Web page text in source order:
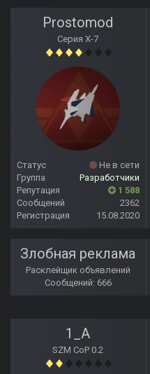
Prostomod
Серия Х-7
Статус
Не в сети
Группа
Разработчики
Репутация
1 588
Сообщений
2362
Регистрация
15.08.2020
Злобная реклама
Расклейщик объявлений
Сообщений: 666
1_A
SZM CoP 0.2